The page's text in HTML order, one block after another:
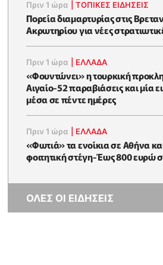
Πριν 1 ώρα |ΤΟΠΙΚΕΣ ΕΙΔΗΣΕΙΣ
Πορεία διαμαρτυρίας στις
Ακρωτηρίου για νέες
Πριν 1 ώρα ΕΛΛΑΔΑ
«Φουντώνει» η τουρκική
Αιγαίο-52 παραβιάσεις και μία
μέσα σε πέντε ημέρες
Πριν 1 ώρα ΕΛΛΑΔΑ
«Φωτιά» τα ενοίκια σε Αθήνα
φοιτητική στέγη-Έως 800 ευρώ
ΟΛΕΣ ΟΙ ΕΙΔΗΣΕΙΣ